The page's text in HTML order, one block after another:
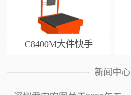
C8400M大件快手
新闻中心